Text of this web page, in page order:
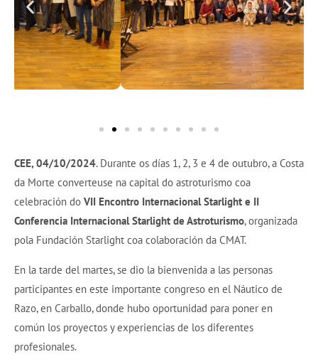
CEE, 04/10/2024. Durante os días 1, 2, 3 e 4 de outubro, a Costa
da Morte converteuse na capital do astroturismo coa
celebración do VII Encontro Internacional Starlight e II
Conferencia Internacional Starlight de Astroturismo, organizada
pola Fundación Starlight coa colaboración da CMAT.
En la tarde del martes, se dio la bienvenida a las personas
participantes en este importante congreso en el Náutico de
Razo, en Carballo, donde hubo oportunidad para poner en
común los proyectos y experiencias de los diferentes
profesionales.